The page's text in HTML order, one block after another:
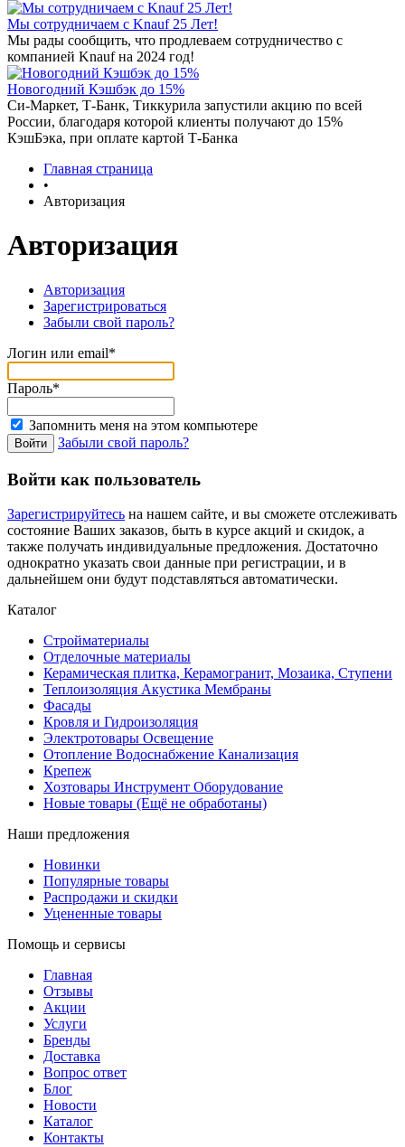
Мы сотрудничаем с Knauf 25 Лет!
Мы рады сообщить, что продлеваем сотрудничество с
компанией Knauf на 2024 год!
Новогодний Кэшбэк до 15%
Си-Маркет, Т-Банк, Тиккурила запустили акцию по всей
России, благодаря которой клиенты получают до 15%
КэшБэка, при оплате картой Т-Банка
Главная страница
•
Авторизация
Авторизация
Авторизация
Зарегистрироваться
Забыли свой пароль?
Логин или email*
Пароль*
Запомнить меня на этом компьютере
Забыли свой пароль?
Войти как пользователь
Зарегистрируйтесь на нашем сайте, и вы сможете отслеживать
состояние Ваших заказов, быть в курсе акций и скидок, а
также получать индивидуальные предложения. Достаточно
однократно указать свои данные при регистрации, и в
дальнейшем они будут подставляться автоматически.
Каталог
Стройматериалы
Отделочные материалы
Керамическая плитка, Керамогранит, Мозаика, Ступени
Теплоизоляция Акустика Мембраны
Фасады
Кровля и Гидроизоляция
Электротовары Освещение
Отопление Водоснабжение Канализация
Крепеж
Хозтовары Инструмент Оборудование
Новые товары (Ещё не обработаны)
Наши предложения
Новинки
Популярные товары
Распродажи и скидки
Уцененные товары
Помощь и сервисы
Главная
Отзывы
Акции
Услуги
Бренды
Доставка
Вопрос ответ
Блог
Новости
Каталог
Контакты